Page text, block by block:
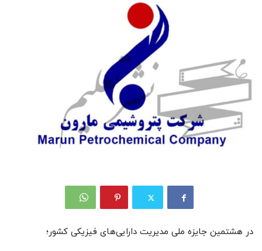
در هشتمین جایزه ملی مدیریت دارایی‌های فیزیکی کشور؛